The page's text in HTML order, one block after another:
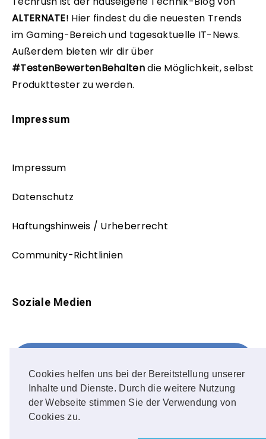
Cookies helfen uns bei der Bereitstellung unserer
Inhalte und Dienste. Durch die weitere Nutzung
der Webseite stimmen Sie der Verwendung von
Cookies zu.
ALTERNATE! Hier findest du die neuesten Trends
im Gaming-Bereich und tagesaktuelle IT-News.
Außerdem bieten wir dir über
#TestenBewertenBehaltendie Möglichkeit, selbst
Produkttester zu werden.
Impressum
Impressum
Datenschutz
Haftungshinweis / Urheberrecht
Community-Richtlinien
Soziale Medien
FOLLOW ME!
Instagram
OUR PHOTOS!